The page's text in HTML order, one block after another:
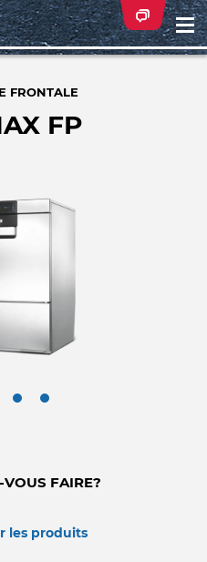
FRONTALE
FP
FAIRE?
les produits